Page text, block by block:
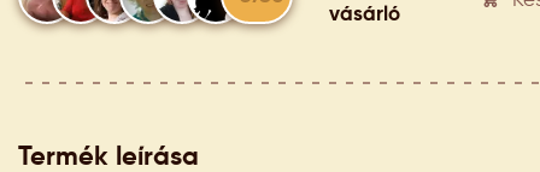
vásárló
Termék leírása